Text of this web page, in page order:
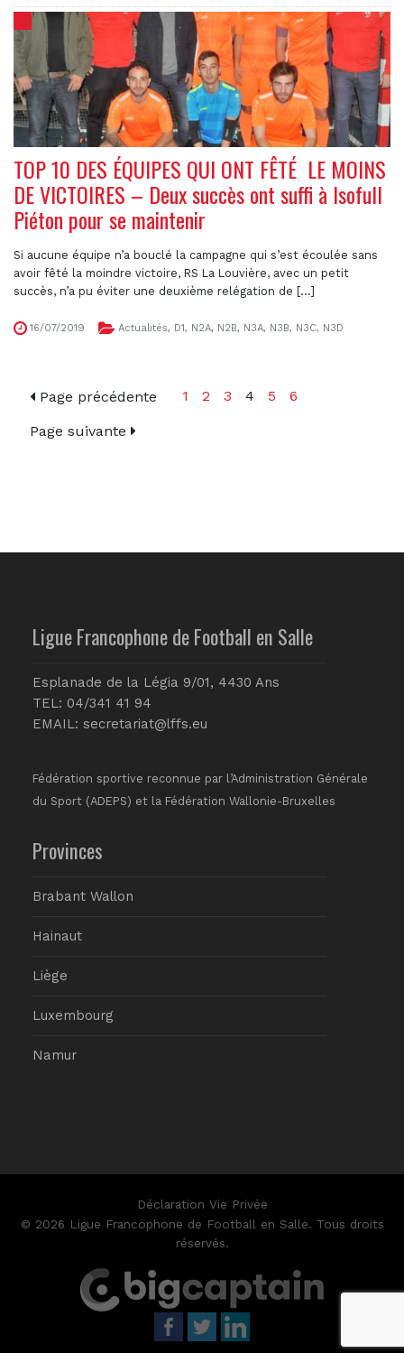
TOP 10 DES ÉQUIPES QUI ONT FÊTÉ LE MOINS
DE VICTOIRES – Deux succès ont suffi à Isofull
Piéton pour se maintenir
Si aucune équipe n’a bouclé la campagne qui s’est écoulée sans
avoir fêté la moindre victoire, RS La Louvière, avec un petit
succès, n’a pu éviter une deuxième relégation de [...]
16/07/2019 Actualités, D1, N2A, N2B, N3A, N3B, N3C, N3D
Page précédente 1 2 3 4 5 6
Page suivante
Ligue Francophone de Football en Salle
Esplanade de la Légia 9/01, 4430 Ans
TEL: 04/341 41 94
EMAIL: secretariat@lffs.eu
Fédération sportive reconnue par l’Administration Générale
du Sport (ADEPS) et la Fédération Wallonie-Bruxelles
Provinces
Brabant Wallon
Hainaut
Liège
Luxembourg
Namur
Déclaration Vie Privée
© 2026 Ligue Francophone de Football en Salle. Tous droits
réservés.